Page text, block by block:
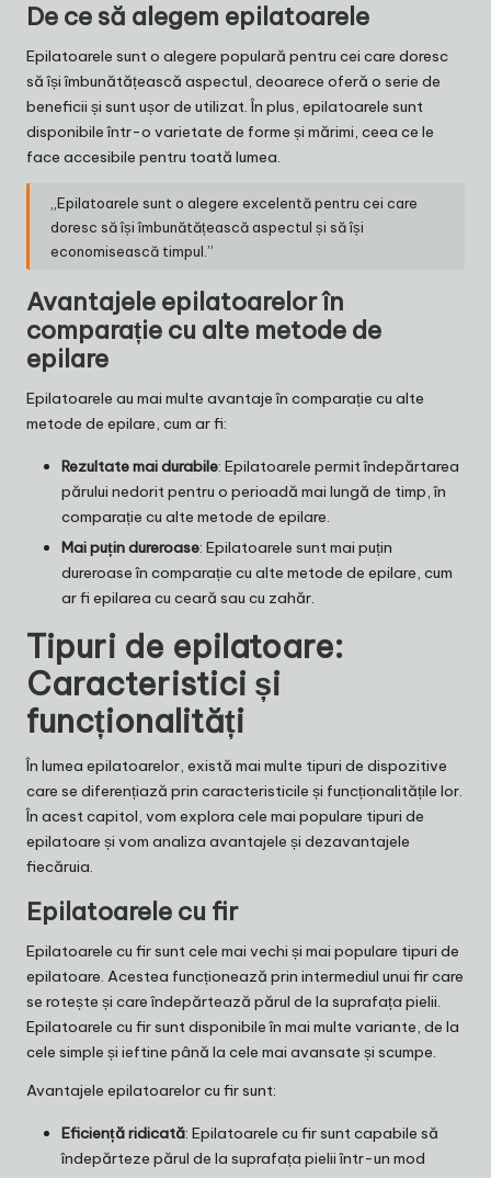
De ce să alegem epilatoarele
Epilatoarele sunt o alegere populară pentru cei care doresc
să își îmbunătățească aspectul, deoarece oferă o serie de
beneficii și sunt ușor de utilizat. În plus, epilatoarele sunt
disponibile într-o varietate de forme și mărimi, ceea ce le
face accesibile pentru toată lumea.
„Epilatoarele sunt o alegere excelentă pentru cei care
doresc să își îmbunătățească aspectul și să își
economisească timpul.”
Avantajele epilatoarelor în
comparație cu alte metode de
epilare
Epilatoarele au mai multe avantaje în comparație cu alte
metode de epilare, cum ar fi:
Rezultate mai durabile: Epilatoarele permit îndepărtarea
părului nedorit pentru o perioadă mai lungă de timp, în
comparație cu alte metode de epilare.
Mai puțin dureroase: Epilatoarele sunt mai puțin
dureroase în comparație cu alte metode de epilare, cum
ar fi epilarea cu ceară sau cu zahăr.
Tipuri de epilatoare:
Caracteristici și
funcționalități
În lumea epilatoarelor, există mai multe tipuri de dispozitive
care se diferențiază prin caracteristicile și funcționalitățile lor.
În acest capitol, vom explora cele mai populare tipuri de
epilatoare și vom analiza avantajele și dezavantajele
fiecăruia.
Epilatoarele cu fir
Epilatoarele cu fir sunt cele mai vechi și mai populare tipuri de
epilatoare. Acestea funcționează prin intermediul unui fir care
se rotește și care îndepărtează părul de la suprafața pielii.
Epilatoarele cu fir sunt disponibile în mai multe variante, de la
cele simple și ieftine până la cele mai avansate și scumpe.
Avantajele epilatoarelor cu fir sunt:
Eficiență ridicată: Epilatoarele cu fir sunt capabile să
îndepărteze părul de la suprafața pielii într-un mod